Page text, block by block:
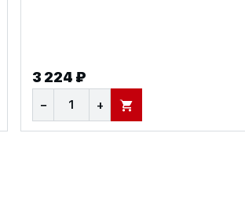
3 224 ₽
− + В КОРЗИНУ